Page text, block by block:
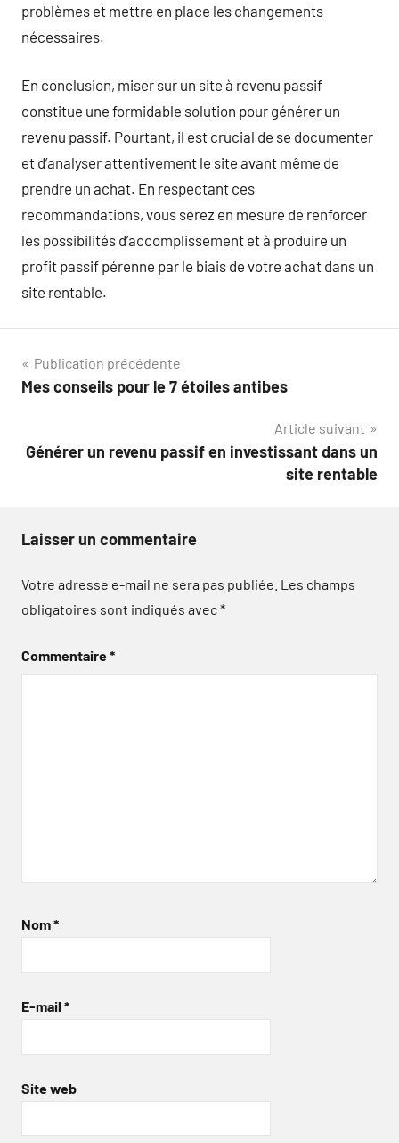
problèmes et mettre en place les changements
nécessaires.
En conclusion, miser sur un site à revenu passif
constitue une formidable solution pour générer un
revenu passif. Pourtant, il est crucial de se documenter
et d’analyser attentivement le site avant même de
prendre un achat. En respectant ces
recommandations, vous serez en mesure de renforcer
les possibilités d’accomplissement et à produire un
profit passif pérenne par le biais de votre achat dans un
site rentable.
Navigation
de
Publication précédente
Mes conseils pour le 7 étoiles antibes
Article suivant
Générer un revenu passif en investissant dans un
site rentable
Laisser un commentaire
Votre adresse e-mail ne sera pas publiée. Les champs
obligatoires sont indiqués avec*
Commentaire*
Nom*
E-mail *
Site web